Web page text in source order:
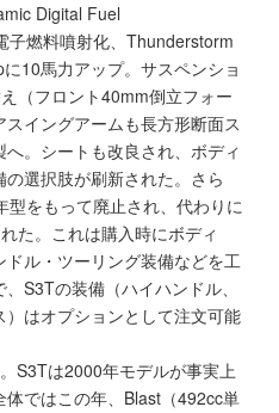
Digital Fuel
子燃料噴射化、Thunderstorm
10馬力アップ。サスペンショ
（フロント40mm倒立フォー
イングアームも長方形断面ス
。シートも改良され、ボディ
選択肢が刷新された。さら
をもって廃止され、代わりに
た。これは購入時にボディ
ル・ツーリング装備などを工
S3Tの装備（ハイハンドル、
はオプションとして注文可能
S3Tは2000年モデルが事実上
ではこの年、Blast（492cc単